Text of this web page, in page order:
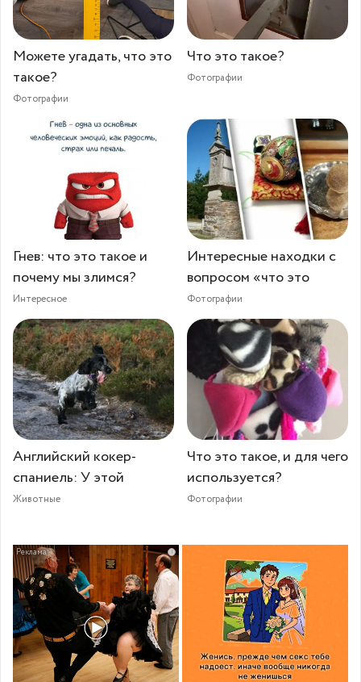
Можете угадать, что это
такое?
Фотографии
Что это такое?
Фотографии
Гнев: что это такое и
почему мы злимся?
Интересное
Интересные находки с
вопросом «что это
Фотографии
Английский кокер-
спаниель: У этой
Животные
Что это такое, и для чего
используется?
Фотографии
i